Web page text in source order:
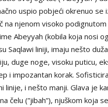
uspio pobjeći okrenuo se
na njenom visoko podignutom
Abeyyah (kobila koja nosi
Saqlawi liniji, imaju nešto
duge noge, visoku puticu,
i impozantan korak.
linije, i nešto manji. Glava je
čelu (”jibah”), njuškom koja